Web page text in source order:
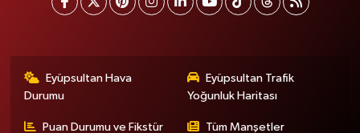
Eyüpsultan Hava
Durumu
Eyüpsultan Trafik
Yoğunluk Haritası
Puan Durumu ve Fikstür Tüm Manşetler